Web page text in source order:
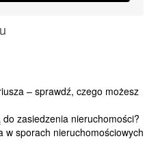
– sprawdź, czego możesz
zasiedzenia nieruchomości?
w sporach nieruchomościowych